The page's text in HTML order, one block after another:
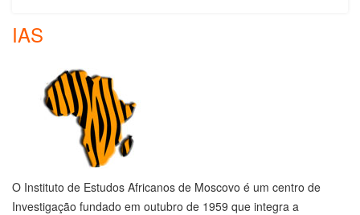
IAS
O Instituto de Estudos Africanos de Moscovo é um centro de
Investigação fundado em outubro de 1959 que integra a